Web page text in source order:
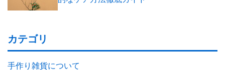
カテゴリ
手作り雑貨について